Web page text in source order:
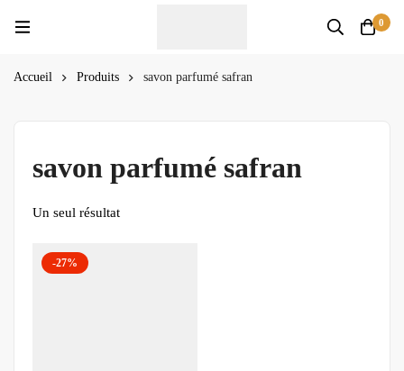
0
Accueil Produits savon parfumé safran
savon parfumé safran
Un seul résultat
-27%